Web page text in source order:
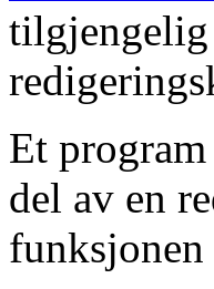
tilgjengelig
Et
del av en